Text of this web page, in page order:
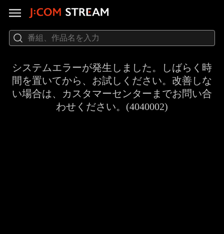
システムエラーが発生しました。しばらく時
間を置いてから、お試しください。改善しな
い場合は、カスタマーセンターまでお問い合
わせください。(4040002)